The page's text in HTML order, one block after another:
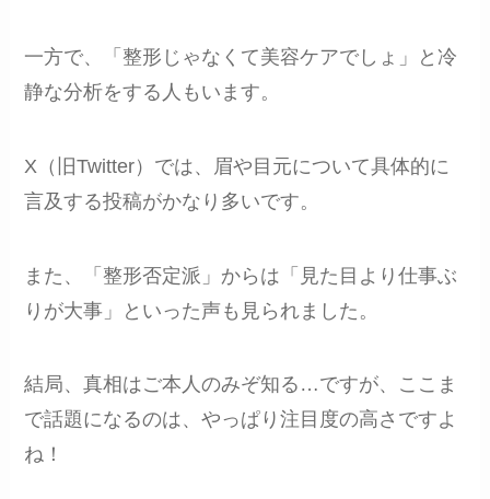
一方で、「整形じゃなくて美容ケアでしょ」と冷
静な分析をする人もいます。
X（旧Twitter）では、眉や目元について具体的に
言及する投稿がかなり多いです。
また、「整形否定派」からは「見た目より仕事ぶ
りが大事」といった声も見られました。
結局、真相はご本人のみぞ知る…ですが、ここま
で話題になるのは、やっぱり注目度の高さですよ
ね！